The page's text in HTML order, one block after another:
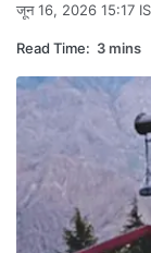
जून 16, 2026 15:17
Read Time: 3 mins